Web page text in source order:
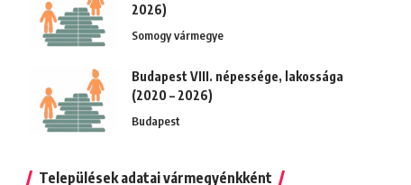
2026)
Somogy vármegye
Budapest VIII. népessége, lakossága
(2020 – 2026)
Budapest
Települések adatai vármegyénkként